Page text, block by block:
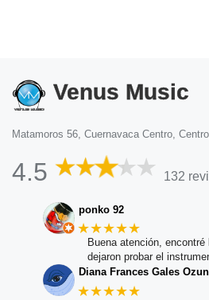
Venus Music
Matamoros 56, Cuernavaca Centro,
4.5 132
ponko 92
★★★★★
Buena atención,
dejaron probar el
Diana Frances Gales
★★★★★